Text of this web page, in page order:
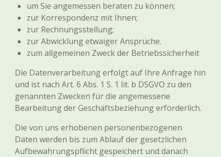
um Sie angemessen beraten zu können;
zur Korrespondenz mit Ihnen;
zur Rechnungsstellung;
zur Abwicklung etwaiger Ansprüche.
zum allgemeinen Zweck der Betriebssicherheit
Die Datenverarbeitung erfolgt auf Ihre Anfrage hin
und ist nach Art. 6 Abs. 1 S. 1 lit. b DSGVO zu den
genannten Zwecken für die angemessene
Bearbeitung der Geschäftsbeziehung erforderlich.
Die von uns erhobenen personenbezogenen
Daten werden bis zum Ablauf der gesetzlichen
Aufbewahrungspflicht gespeichert und danach